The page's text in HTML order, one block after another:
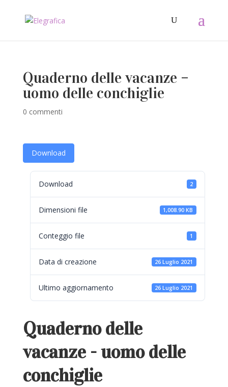
Quaderno delle vacanze –
uomo delle conchiglie
0 commenti
Download
Download 2
Dimensioni file 1,008.90 KB
Conteggio file 1
Data di creazione 26 Luglio 2021
Ultimo aggiornamento 26 Luglio 2021
Quaderno delle
vacanze - uomo delle
conchiglie